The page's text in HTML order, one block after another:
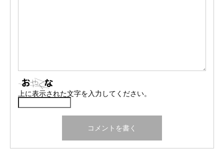
上に表示された文字を入力してください。